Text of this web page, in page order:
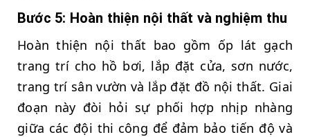
Bước 5: Hoàn thiện nội thất và nghiệm thu
Hoàn thiện nội thất bao gồm ốp lát gạch
trang trí cho hồ bơi, lắp đặt cửa, sơn nước,
trang trí sân vườn và lắp đặt đồ nội thất. Giai
đoạn này đòi hỏi sự phối hợp nhịp nhàng
giữa các đội thi công để đảm bảo tiến độ và